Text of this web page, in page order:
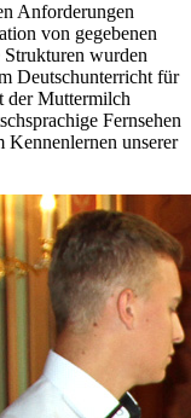
Anforderungen
von gegebenen
Strukturen wurden
Deutschunterricht für
der Muttermilch
Fernsehen
Kennenlernen unserer